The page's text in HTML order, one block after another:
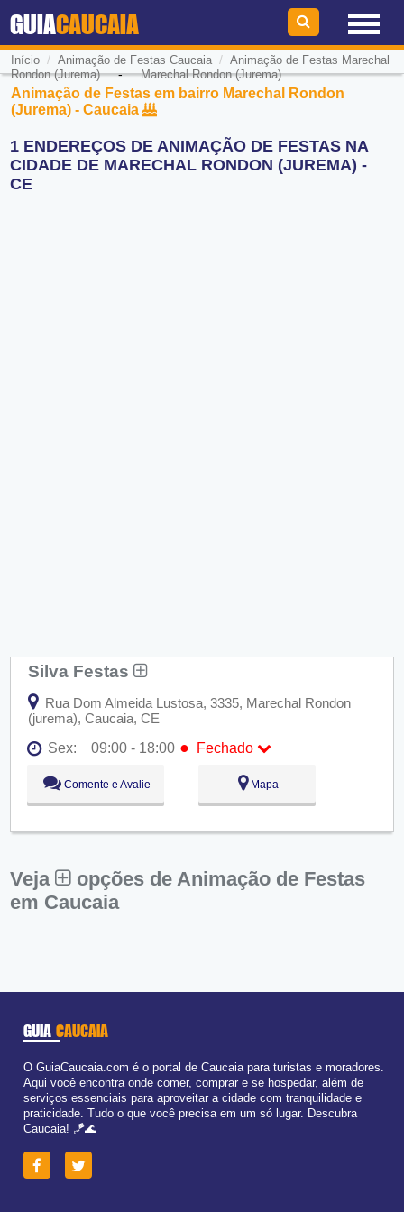
GUIACAUCAIA
Início / Animação de Festas Caucaia/ Animação de Festas Marechal
Rondon (Jurema)-Marechal Rondon (Jurema)
Animação de Festas em bairro Marechal Rondon
(Jurema) - Caucaia
1 ENDEREÇOS DE ANIMAÇÃO DE FESTAS NA
CIDADE DE MARECHAL RONDON (JUREMA) -
CE
Silva Festas
Rua Dom Almeida Lustosa, 3335, Marechal Rondon
(jurema), Caucaia, CE
Sex:
09:00 - 18:00 ● Fechado
Seg:
Ter:
09:00 - 18:00
Qua:
09:00 - 18:00
Sex:
09:00 - 18:00 ●Fechado
Dom:
Fechado
Comente e Avalie Mapa
Veja
opções de Animação de Festas
em Caucaia
GUIA CAUCAIA
O GuiaCaucaia.com é o portal de Caucaia para turistas e moradores.
Aqui você encontra onde comer, comprar e se hospedar, além de
serviços essenciais para aproveitar a cidade com tranquilidade e
praticidade. Tudo o que você precisa em um só lugar. Descubra
Caucaia! 🪁🌊